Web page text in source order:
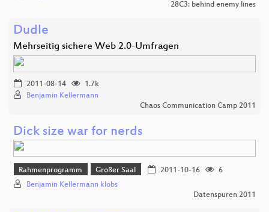
28C3: behind enemy lines
Dudle
Mehrseitig sichere Web 2.0-Umfragen
2011-08-14
1.7k
Benjamin Kellermann
Chaos Communication Camp 2011
Dick size war for nerds
Rahmenprogramm Großer Saal 2011-10-16
6
Benjamin Kellermann klobs
Datenspuren 2011